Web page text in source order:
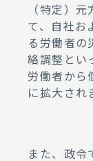
（特定）
て、自社お
る労働者の
絡調整とい
労働者から
に拡大され
また、政令